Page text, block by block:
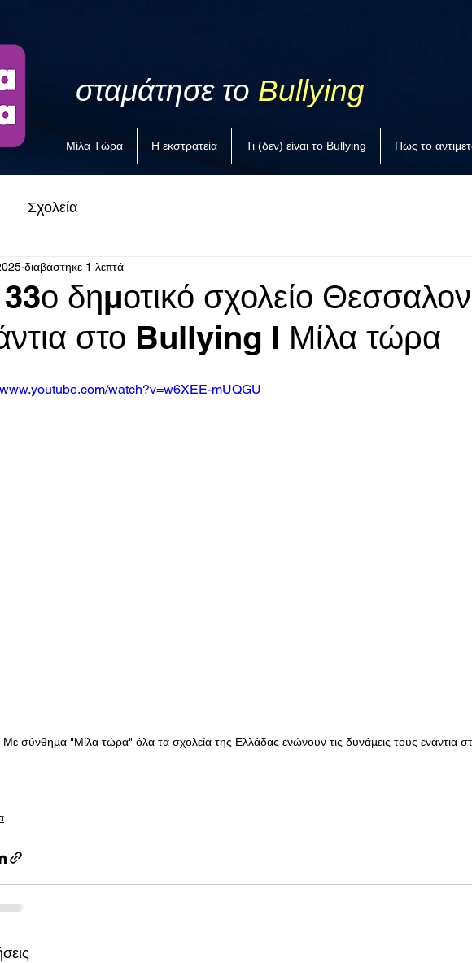
σταμάτησε το Bullying
Μίλα Τώρα Η εκστρατεία Τι (δεν) είναι το Bullying Πως το
Σχολεία
δημοτικό σχολείο
στο Bullying I Μίλα τώρα
διαβάστηκε 1 λεπτά
watch?v=w6XEE-mUQGU
Με σύνθημα "Μίλα τώρα" όλα τα σχολεία της Ελλάδας ενώνουν τις δυνάμεις τους ενάντια